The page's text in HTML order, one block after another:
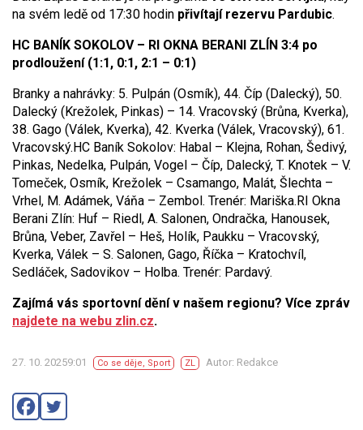
na svém ledě od 17:30 hodin přivítají rezervu Pardubic.
HC BANÍK SOKOLOV – RI OKNA BERANI ZLÍN 3:4 po
prodloužení (1:1, 0:1, 2:1 – 0:1)
Branky a nahrávky: 5. Pulpán (Osmík), 44. Číp (Dalecký), 50.
Dalecký (Krežolek, Pinkas) – 14. Vracovský (Brůna, Kverka),
38. Gago (Válek, Kverka), 42. Kverka (Válek, Vracovský), 61.
Vracovský.HC Baník Sokolov: Habal – Klejna, Rohan, Šedivý,
Pinkas, Nedelka, Pulpán, Vogel – Číp, Dalecký, T. Knotek – V.
Tomeček, Osmík, Krežolek – Csamango, Malát, Šlechta –
Vrhel, M. Adámek, Váňa – Zembol. Trenér: Mariška.RI Okna
Berani Zlín: Huf – Riedl, A. Salonen, Ondračka, Hanousek,
Brůna, Veber, Zavřel – Heš, Holík, Paukku – Vracovský,
Kverka, Válek – S. Salonen, Gago, Říčka – Kratochvíl,
Sedláček, Sadovikov – Holba. Trenér: Pardavý.
Zajímá vás sportovní dění v našem regionu? Více zpráv
najdete na webu zlin.cz.
27. 10. 20259:01 Co se děje, Sport ZL Autor: Redakce